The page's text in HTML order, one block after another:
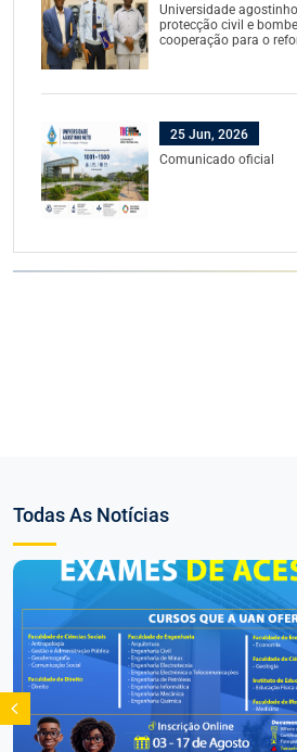
Universidade
protecção civil e
cooperação para o
25 Jun, 2026
Comunicado oficial
Todas As Notícias